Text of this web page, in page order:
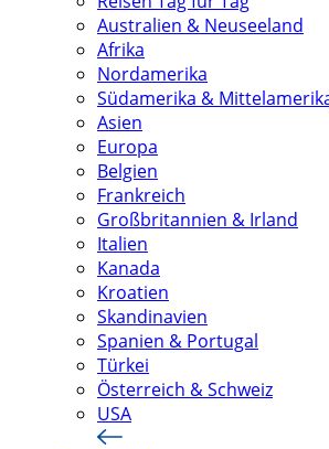
Australien & Neuseeland
Afrika
Nordamerika
Südamerika &
Asien
Europa
Belgien
Frankreich
Großbritannien & Irland
Italien
Kanada
Kroatien
Skandinavien
Spanien & Portugal
Türkei
Österreich & Schweiz
USA